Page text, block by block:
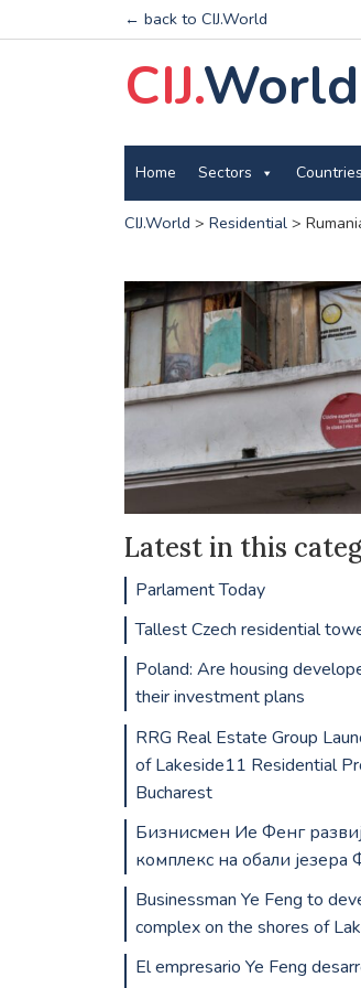
← back to CIJ.World
CIJ.World
Home Sectors Countries
CIJ.World > Residential>
Latest in this
Parlament Today
Tallest Czech residential
Poland: Are housing
their investment plans
RRG Real Estate Group
of Lakeside11 Residential
Bucharest
Бизнисмен Ие Фенг
комплекс на обали језера
Businessman Ye Feng to
complex on the shores of
El empresario Ye Feng